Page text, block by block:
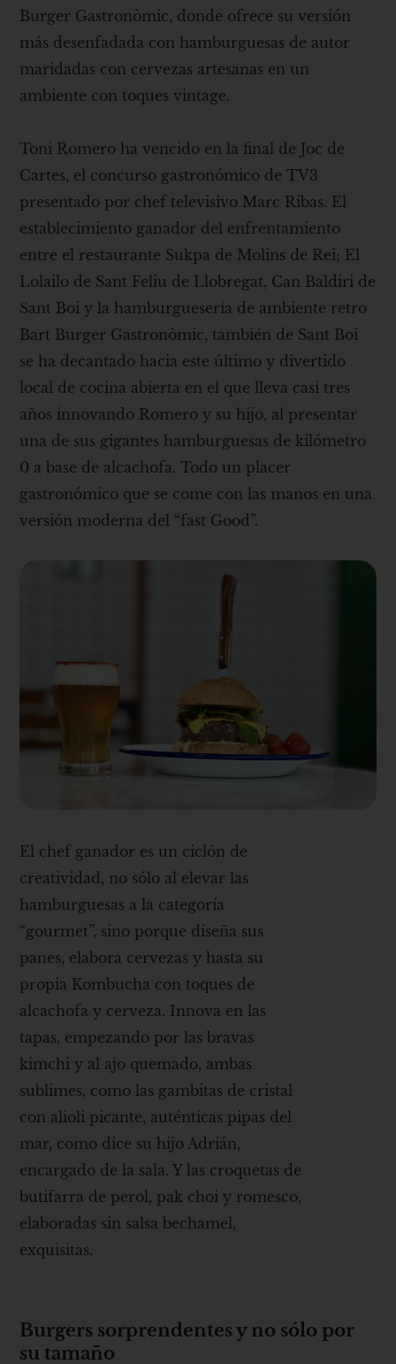
Burger Gastronòmic, donde ofrece su versión
más desenfadada con hamburguesas de autor
maridadas con cervezas artesanas en un
ambiente con toques vintage.
Toni Romero ha vencido en la final de Joc de
Cartes, el concurso gastronómico de TV3
presentado por chef televisivo Marc Ribas. El
establecimiento ganador del enfrentamiento
entre el restaurante Sukpa de Molins de Rei; El
Lolailo de Sant Feliu de Llobregat, Can Baldiri de
Sant Boi y la hamburguesería de ambiente retro
Bart Burger Gastronòmic, también de Sant Boi
se ha decantado hacia este último y divertido
local de cocina abierta en el que lleva casi tres
años innovando Romero y su hijo, al presentar
una de sus gigantes hamburguesas de kilómetro
0 a base de alcachofa. Todo un placer
gastronómico que se come con las manos en una
versión moderna del “fast Good”.
El chef ganador es un ciclón de
creatividad, no sólo al elevar las
hamburguesas a la categoría
“gourmet”, sino porque diseña sus
panes, elabora cervezas y hasta su
propia Kombucha con toques de
alcachofa y cerveza. Innova en las
tapas, empezando por las bravas
kimchi y al ajo quemado, ambas
sublimes, como las gambitas de cristal
con alioli picante, auténticas pipas del
mar, como dice su hijo Adrián,
encargado de la sala. Y las croquetas de
butifarra de perol, pak choi y romesco,
elaboradas sin salsa bechamel,
exquisitas.
Burgers sorprendentes y no sólo por
su tamaño